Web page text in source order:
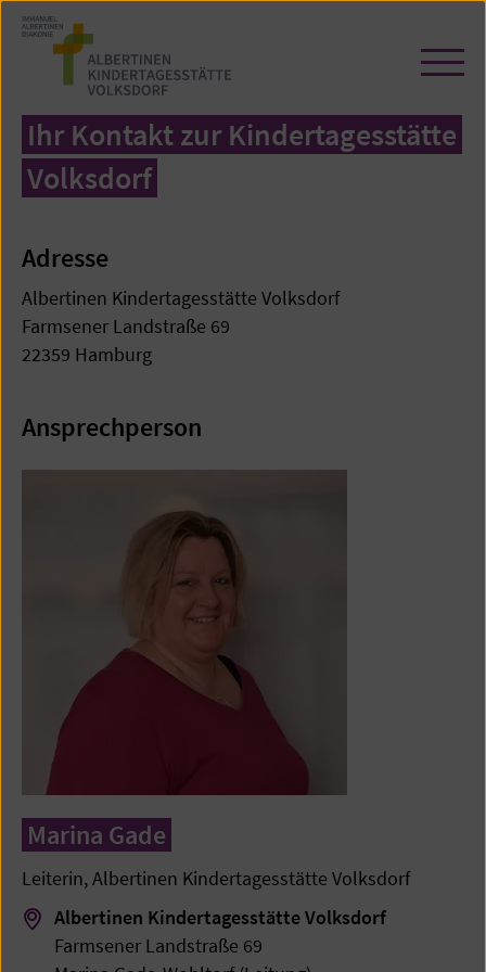
Zum
Seiteninhalt
springen
/
Ihr Kontakt zur Kindertagesstätte
Volksdorf
Adresse
Albertinen Kindertagesstätte Volksdorf
Farmsener Landstraße 69
22359 Hamburg
Ansprechperson
Marina Gade
Leiterin, Albertinen Kindertagesstätte Volksdorf
Albertinen Kindertagesstätte Volksdorf
Farmsener Landstraße 69